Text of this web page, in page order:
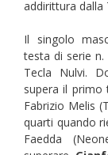
addirittura dalla
Il singolo
testa di serie
Tecla Nulvi.
supera il primo
Fabrizio Melis
quarti quando
Faedda